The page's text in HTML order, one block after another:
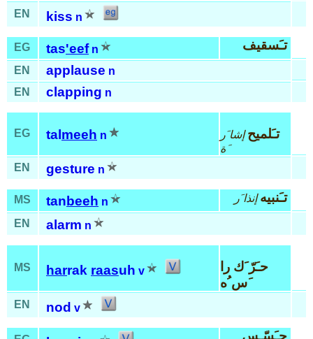
EN kiss n
EG tas'eef n تـَسقيف
EN applause n
EN
clapping n
EG tal meeh n تـَلميح إشا َر
َة
EN
gesture n
MS tanbeeh n تـَنبيه إنذا َر
EN alarm n
MS harrak raasuh v
حـَرّ َك را
َس ُه
EN nod v
حـَسّـِس